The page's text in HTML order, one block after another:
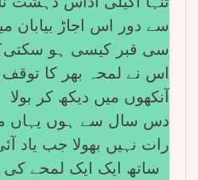
سے دور اس اجاڑ بیابان
سی قبر کیسی ہو
اس نے لمحہ بھر کا توقف
آنکھوں میں دیکھ کر بولا
دس سال سے ہوں یہاں
رات نہیں بھولا جب یاد